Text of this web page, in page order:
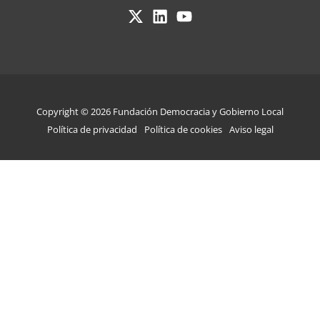
Copyright © 2026 Fundación Democracia y Gobierno Local
Política de privacidad
Política de cookies Aviso legal